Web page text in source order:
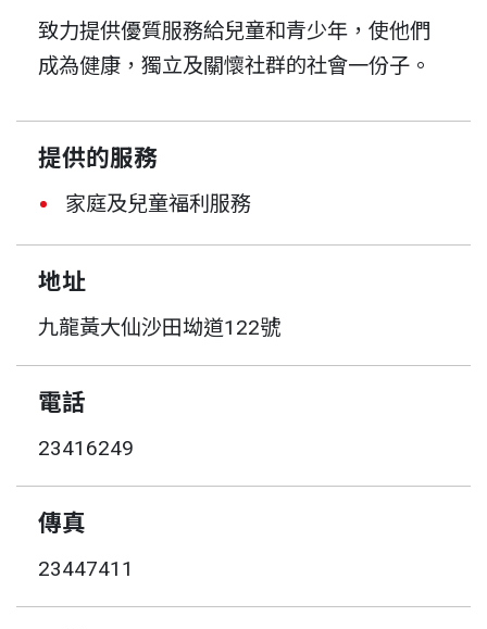
致力提供優質服務給兒童和青少年，使他們
成為健康，獨立及關懷社群的社會一份子。
提供的服務
家庭及兒童福利服務
地址
九龍黃大仙沙田坳道122號
電話
23416249
傳真
23447411